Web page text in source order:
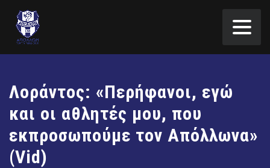
Λοράντος: «Περήφανοι, εγώ
και οι αθλητές μου, που
εκπροσωπούμε τον Απόλλωνα»
(Vid)